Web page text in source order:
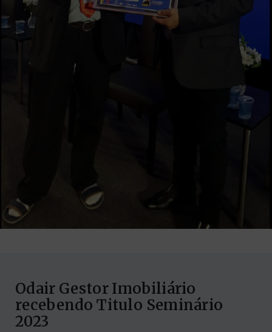
Odair Gestor Imobiliário
recebendo Titulo Seminário
2023